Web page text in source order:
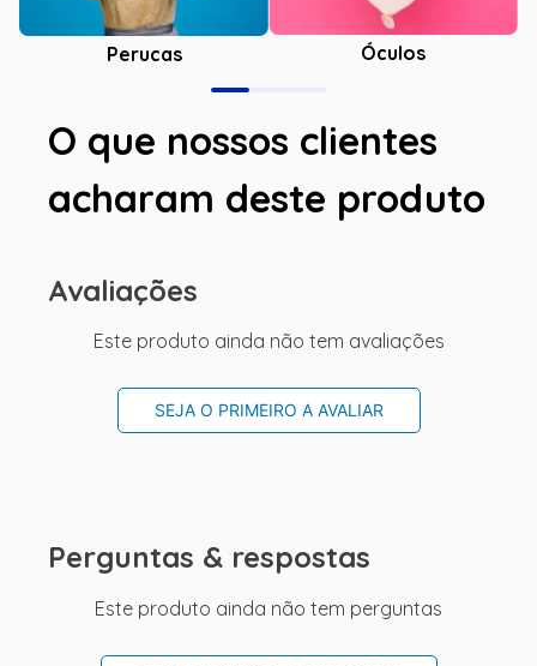
Perucas Óculos
O que nossos clientes
acharam deste produto
Avaliações
Este produto ainda não tem avaliações
SEJA O PRIMEIRO A AVALIAR
Perguntas & respostas
Este produto ainda não tem perguntas